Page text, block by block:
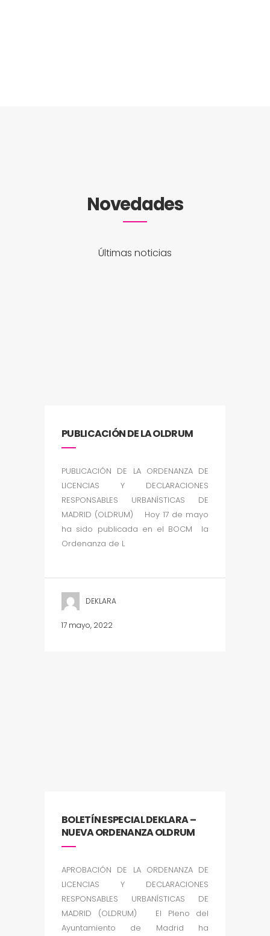
Novedades
Últimas noticias
PUBLICACIÓN DE LA OLDRUM
PUBLICACIÓN DE LA ORDENANZA DE
LICENCIAS Y DECLARACIONES
RESPONSABLES URBANÍSTICAS DE
MADRID (OLDRUM) Hoy 17 de mayo
ha sido publicada en el BOCM la
Ordenanza de L
DEKLARA
17 mayo, 2022
BOLETÍN ESPECIAL DEKLARA –
NUEVA ORDENANZA OLDRUM
APROBACIÓN DE LA ORDENANZA DE
LICENCIAS Y DECLARACIONES
RESPONSABLES URBANÍSTICAS DE
MADRID (OLDRUM) El Pleno del
Ayuntamiento de Madrid ha